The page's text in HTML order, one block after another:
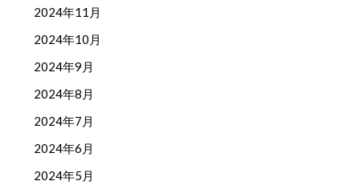
2024年11月
2024年10月
2024年9月
2024年8月
2024年7月
2024年6月
2024年5月